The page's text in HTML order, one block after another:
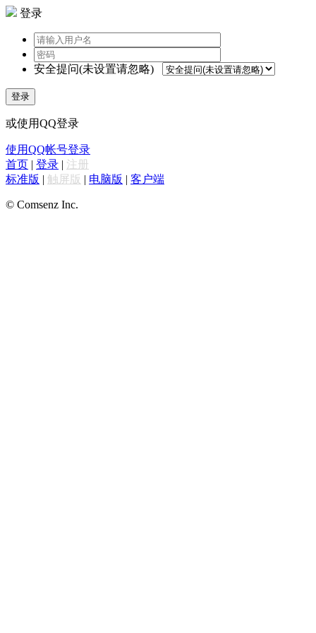
登录
安全提问(未设置请忽略)
登录
或使用QQ登录
使用QQ帐号登录
首页 | 登录 | 注册
标准版 | 触屏版 | 电脑版 | 客户端
© Comsenz Inc.